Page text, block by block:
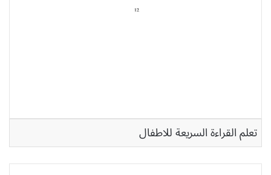
تعلم القراءة السريعة للاطفال